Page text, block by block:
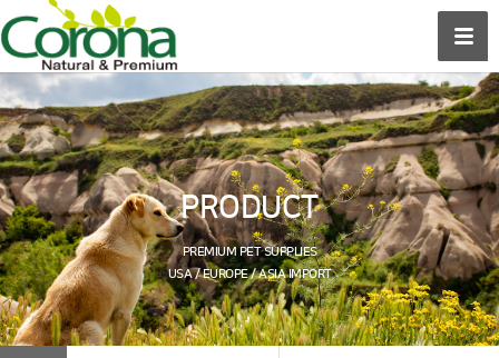
PRODUCT
PREMIUM PET SUPPLIES
USA / EUROPE / ASIA IMPORT